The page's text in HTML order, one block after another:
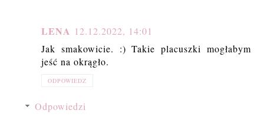
LENA 12.12.2022, 14:01
Jak smakowicie. :) Takie placuszki mogłabym
jeść na okrągło.
ODPOWIEDZ
Odpowiedzi